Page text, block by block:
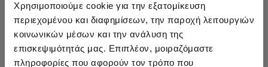
Χρησιμοποιούμε cookie για την εξατομίκευση
περιεχομένου και διαφημίσεων, την παροχή λειτουργιών
κοινωνικών μέσων και την ανάλυση της
επισκεψιμότητάς μας. Επιπλέον, μοιραζόμαστε
πληροφορίες που αφορούν τον τρόπο που
Μακρυμάνικο Παιδικό
Φανελάκι
Από 9,05 € έως 10,95 €
Εφηβικό Τρίγωνο Σουτιέν
χωρίς εχίσχυση
14,20 €12,05 €